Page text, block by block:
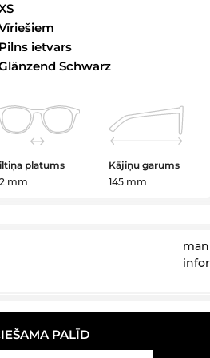
Pilns ietvars
Schwarz
platums
mm
Kājiņu garums
145 mm
PALĪD